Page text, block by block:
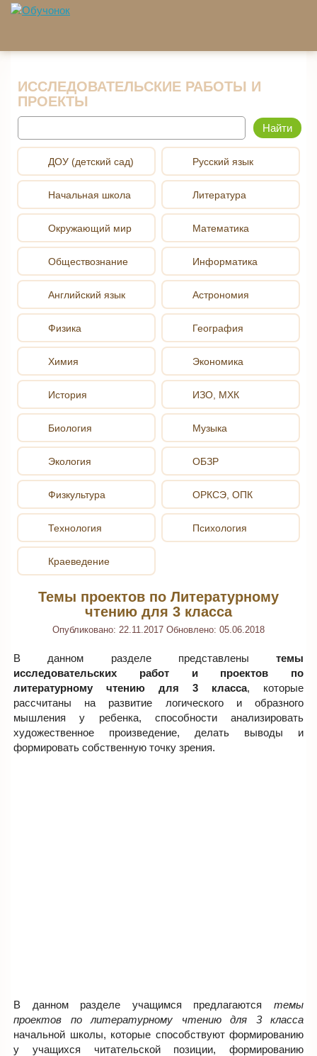
Перейти к основному содержанию
ИССЛЕДОВАТЕЛЬСКИЕ РАБОТЫ И
ПРОЕКТЫ
ДОУ (детский сад)
Начальная школа
Окружающий мир
Обществознание
Английский язык
Русский язык
Литература
Математика
Информатика
Астрономия
Физика
Химия
История
Биология
Экология
География
Экономика
ИЗО, МХК
Музыка
ОБЗР
Физкультура
Технология
Краеведение
ОРКСЭ, ОПК
Психология
Темы проектов по Литературному
чтению для 3 класса
Опубликовано: 22.11.2017 Обновлено: 05.06.2018
В данном разделе представлены темы
исследовательских работ и проектов по
литературному чтению для 3 класса, которые
рассчитаны на развитие логического и образного
мышления у ребенка, способности анализировать
художественное произведение, делать выводы и
формировать собственную точку зрения.
В данном разделе учащимся предлагаются темы
проектов по литературному чтению для 3 класса
начальной школы, которые способствуют формированию
у учащихся читательской позиции, формированию